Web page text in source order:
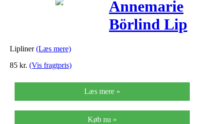
Annemarie
Börlind Lip
Lipliner(Læs mere)
85 kr. (Vis fragtpris)
Læs mere »
Køb nu »